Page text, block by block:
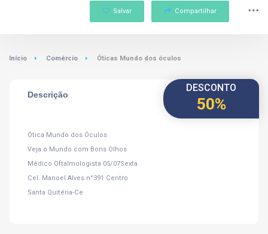
Salvar Compartilhar
Início Comércio Óticas Mundo dos óculos
DESCONTO
50%
Descrição
Ótica Mundo dos Óculos
Veja o Mundo com Bons Olhos
Médico Oftalmologista 05/07Sexta
Cel. Manoel Alves n°391 Centro
Santa Quitéria-Ce